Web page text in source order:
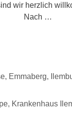
sind wir
…
, Emmaberg,
, Krankenhaus